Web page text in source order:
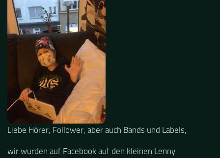
Liebe Hörer, Follower, aber auch Bands und Labels,
wir wurden auf Facebook auf den kleinen Lenny